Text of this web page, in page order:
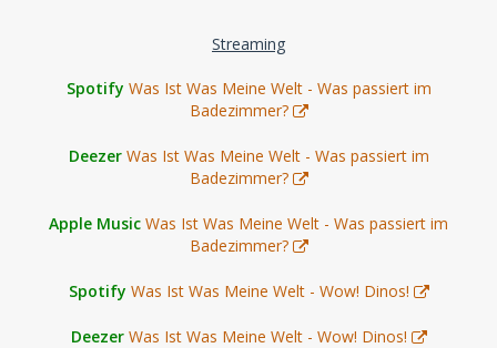
Streaming
Spotify Was Ist Was Meine Welt - Was passiert im
Badezimmer?
Deezer Was Ist Was Meine Welt - Was passiert im
Badezimmer?
Apple Music Was Ist Was Meine Welt - Was passiert im
Badezimmer?
Spotify Was Ist Was Meine Welt - Wow! Dinos!
Deezer Was Ist Was Meine Welt - Wow! Dinos!